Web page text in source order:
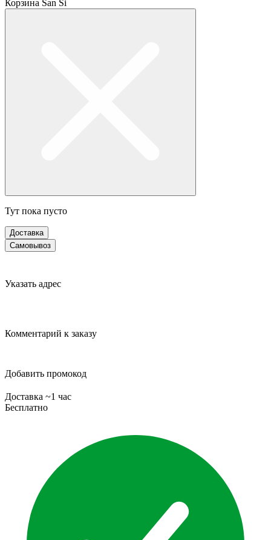
Корзина San Si
Тут пока пусто
Доставка
Самовывоз
Указать адрес
Комментарий к заказу
Добавить промокод
Доставка ~1 час
Бесплатно